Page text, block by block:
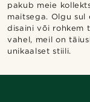
pakub meie
maitsega. Olgu sul
disaini või rohkem
vahel, meil on
unikaalset stiili.